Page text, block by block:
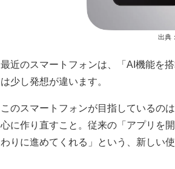
出典：
最近のスマートフォンは、「AI機能を
は少し発想が違います。
このスマートフォンが目指しているの
心に作り直すこと。従来の「アプリを
わりに進めてくれる」という、新しい